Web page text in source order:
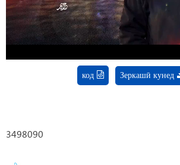
Video
код Зеркашӣ кунед
3498090